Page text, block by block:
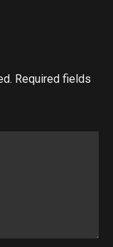
Required fields